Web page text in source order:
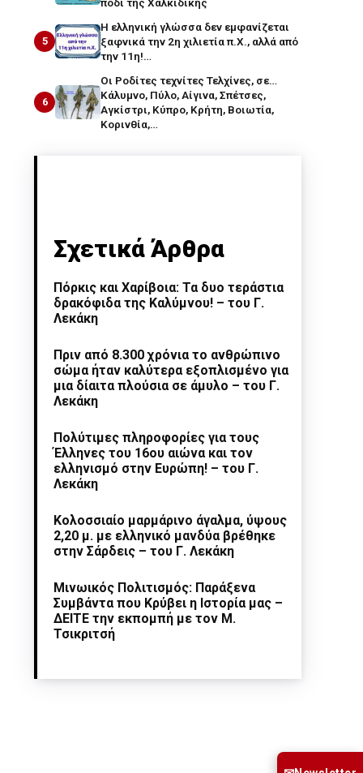
5
Η ελληνική γλώσσα δεν εμφανίζεται
ξαφνικά την 2η χιλιετία π.Χ., αλλά από
την 11η!…
6
Οι Ροδίτες τεχνίτες Τελχίνες, σε…
Κάλυμνο, Πύλο, Αίγινα, Σπέτσες,
Αγκίστρι, Κύπρο, Κρήτη, Βοιωτία,
Κορινθία,…
Σχετικά Άρθρα
Πόρκις και Χαρίβοια: Τα δυο τεράστια
δρακόφιδα της Καλύμνου! – του Γ.
Λεκάκη
Πριν από 8.300 χρόνια το ανθρώπινο
σώμα ήταν καλύτερα εξοπλισμένο για
μια δίαιτα πλούσια σε άμυλο – του Γ.
Λεκάκη
Πολύτιμες πληροφορίες για τους
Έλληνες του 16ου αιώνα και τον
ελληνισμό στην Ευρώπη! – του Γ.
Λεκάκη
Κολοσσιαίο μαρμάρινο άγαλμα, ύψους
2,20 μ. με ελληνικό μανδύα βρέθηκε
στην Σάρδεις – του Γ. Λεκάκη
Μινωικός Πολιτισμός: Παράξενα
Συμβάντα που Κρύβει η Ιστορία μας –
ΔΕΙΤΕ την εκπομπή με τον Μ.
Τσικριτσή